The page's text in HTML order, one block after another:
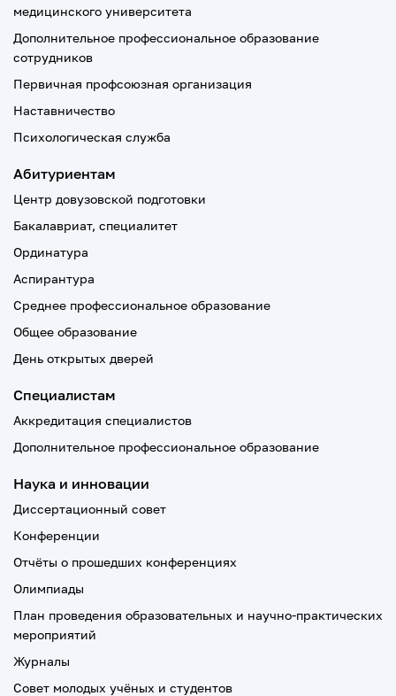
медицинского университета
Дополнительное профессиональное образование
сотрудников
Первичная профсоюзная организация
Наставничество
Психологическая служба
Абитуриентам
Центр довузовской подготовки
Бакалавриат, специалитет
Ординатура
Аспирантура
Среднее профессиональное образование
Общее образование
День открытых дверей
Специалистам
Аккредитация специалистов
Дополнительное профессиональное образование
Наука и инновации
Диссертационный совет
Конференции
Отчёты о прошедших конференциях
Олимпиады
План проведения образовательных и научно-практических
мероприятий
Журналы
Совет молодых учёных и студентов